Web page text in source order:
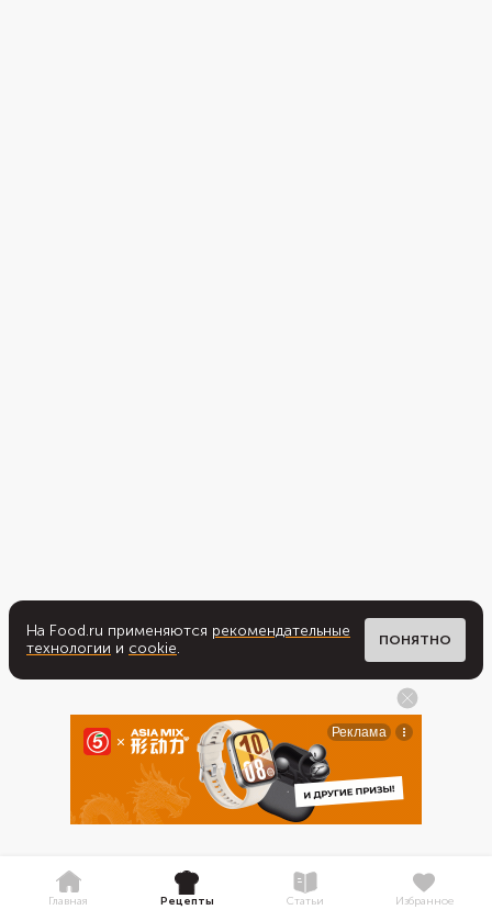
На Food.ru применяются рекомендательные
технологии и cookie. ПОНЯТНО
Главная Рецепты Статьи Избранное